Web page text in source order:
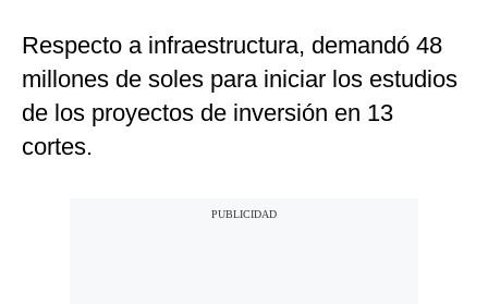
Respecto a infraestructura, demandó 48
millones de soles para iniciar los estudios
de los proyectos de inversión en 13
cortes.